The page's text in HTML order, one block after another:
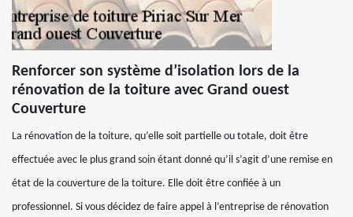
Renforcer son système d’isolation lors de la
rénovation de la toiture avec Grand ouest
Couverture
La rénovation de la toiture, qu’elle soit partielle ou totale, doit être
effectuée avec le plus grand soin étant donné qu’il s’agit d’une remise en
état de la couverture de la toiture. Elle doit être confiée à un
professionnel. Si vous décidez de faire appel à l’entreprise de rénovation